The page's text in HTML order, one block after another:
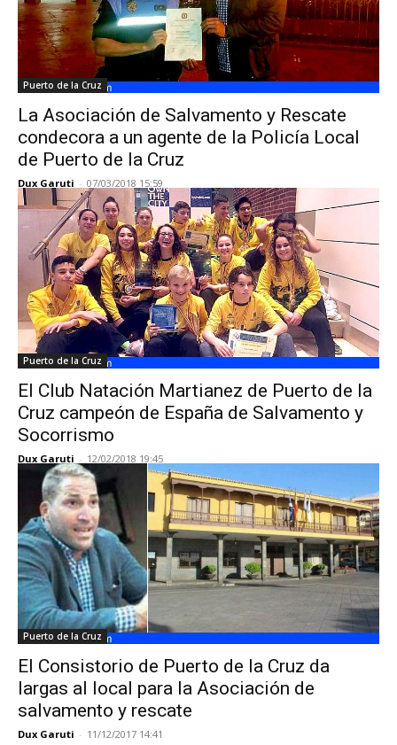
Puerto de la Cruz
La Asociación de Salvamento y Rescate
condecora a un agente de la Policía Local
de Puerto de la Cruz
Dux Garuti - 07/03/2018 15:59
Puerto de la Cruz
El Club Natación Martianez de Puerto de la
Cruz campeón de España de Salvamento y
Socorrismo
Dux Garuti - 12/02/2018 19:45
Puerto de la Cruz
El Consistorio de Puerto de la Cruz da
largas al local para la Asociación de
salvamento y rescate
Dux Garuti - 11/12/2017 14:41